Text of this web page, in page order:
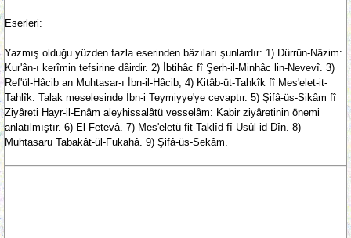
Eserleri:
Yazmış olduğu yüzden fazla eserinden bâzıları şunlardır: 1) Dürrün-Nâzim:
Kur'ân-ı kerîmin tefsirine dâirdir. 2) İbtihâc fî Şerh-il-Minhâc lin-Nevevî. 3)
Ref'ül-Hâcib an Muhtasar-ı İbn-il-Hâcib, 4) Kitâb-üt-Tahkîk fî Mes'elet-it-
Tahlîk: Talak meselesinde İbn-i Teymiyye'ye cevaptır. 5) Şifâ-üs-Sikâm fî
Ziyâreti Hayr-il-Enâm aleyhissalâtü vesselâm: Kabir ziyâretinin önemi
anlatılmıştır. 6) El-Fetevâ. 7) Mes'eletü fit-Taklîd fî Usûl-id-Dîn. 8)
Muhtasaru Tabakât-ül-Fukahâ. 9) Şifâ-üs-Sekâm.